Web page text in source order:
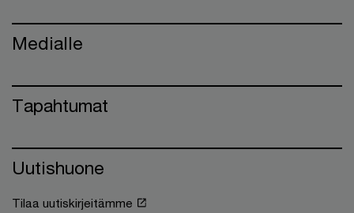
Medialle
Tapahtumat
Uutishuone
Tilaa uutiskirjeitämme